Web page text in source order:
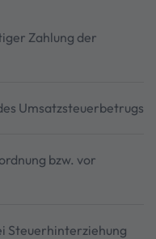
Zahlung der
Umsatzsteuerbetrugs
bzw. vor
Steuerhinterziehung